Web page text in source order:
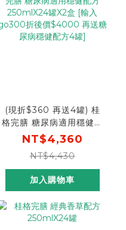
(現折$360 再送4罐) 桂
格完膳 糖尿病適用穩健配
方250mlX24罐X2盒 [輸
入go300折後價$4000
再送糖尿病穩健配方4罐]
NT$4,360
NT$4,430
加入購物車